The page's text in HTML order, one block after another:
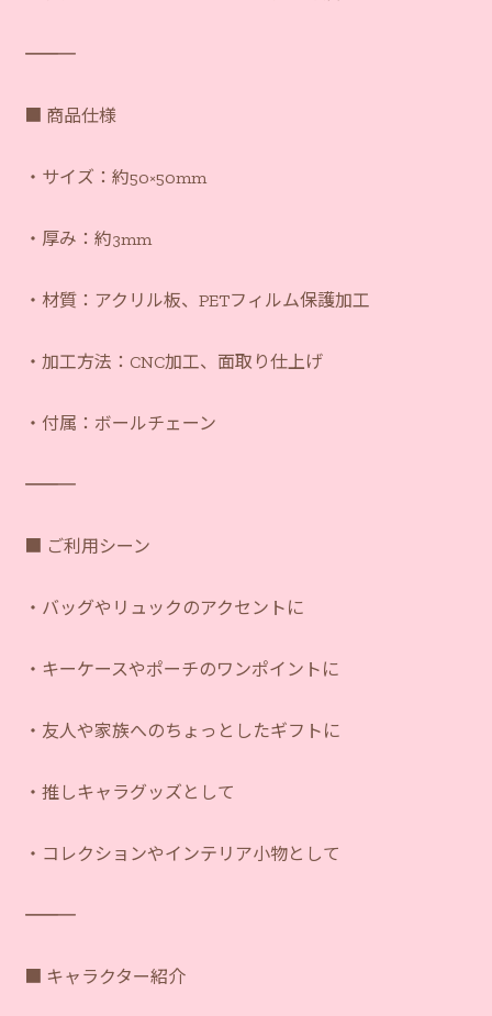
―――――――――――
■ 商品仕様
・サイズ：約50×50mm
・厚み：約3mm
・材質：アクリル板、PETフィルム保護加工
・加工方法：CNC加工、面取り仕上げ
・付属：ボールチェーン
―――――――――――
■ ご利用シーン
・バッグやリュックのアクセントに
・キーケースやポーチのワンポイントに
・友人や家族へのちょっとしたギフトに
・推しキャラグッズとして
・コレクションやインテリア小物として
―――――――――――
■ キャラクター紹介